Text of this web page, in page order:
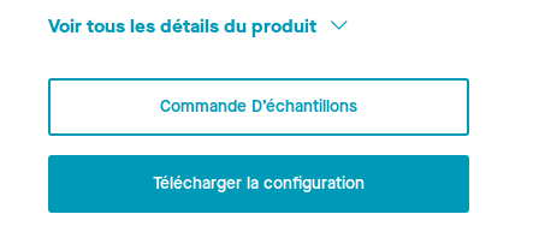
Voir tous les détails du produit
Commande D’échantillons
Télécharger la configuration